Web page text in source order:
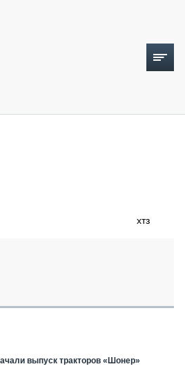
хтз
выпуск тракторов «Шонер»